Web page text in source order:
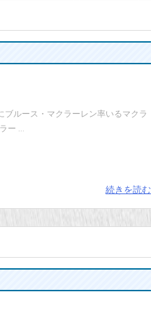
ブルース・マクラーレン率いるマクラ
ー ...
続きを読む